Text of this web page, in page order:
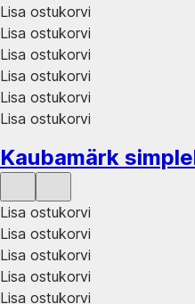
Lisa ostukorvi
Lisa ostukorvi
Lisa ostukorvi
Lisa ostukorvi
Lisa ostukorvi
Lisa ostukorvi
Kaubamärk
Lisa ostukorvi
Lisa ostukorvi
Lisa ostukorvi
Lisa ostukorvi
Lisa ostukorvi